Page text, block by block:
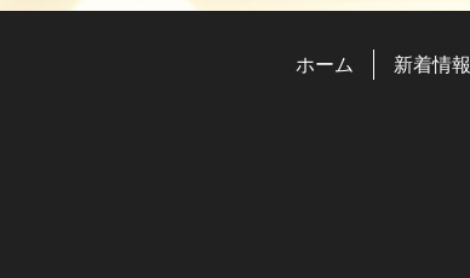
ホーム 新着情報